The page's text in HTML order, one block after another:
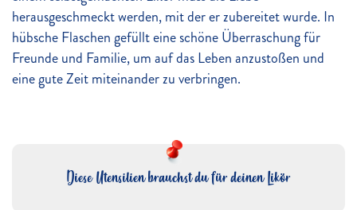
herausgeschmeckt werden, mit der er zubereitet wurde. In
hübsche Flaschen gefüllt eine schöne Überraschung für
Freunde und Familie, um auf das Leben anzustoßen und
eine gute Zeit miteinander zu verbringen.
Diese Utensilien brauchst du für deinen Likör